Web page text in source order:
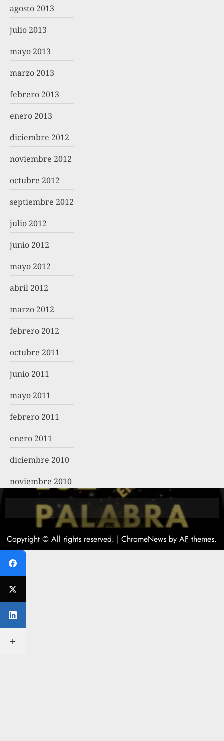
agosto 2013
julio 2013
mayo 2013
marzo 2013
febrero 2013
enero 2013
diciembre 2012
noviembre 2012
octubre 2012
septiembre 2012
julio 2012
junio 2012
mayo 2012
abril 2012
marzo 2012
febrero 2012
octubre 2011
junio 2011
mayo 2011
febrero 2011
enero 2011
diciembre 2010
noviembre 2010
Copyright © All rights reserved. | ChromeNews by AF themes.